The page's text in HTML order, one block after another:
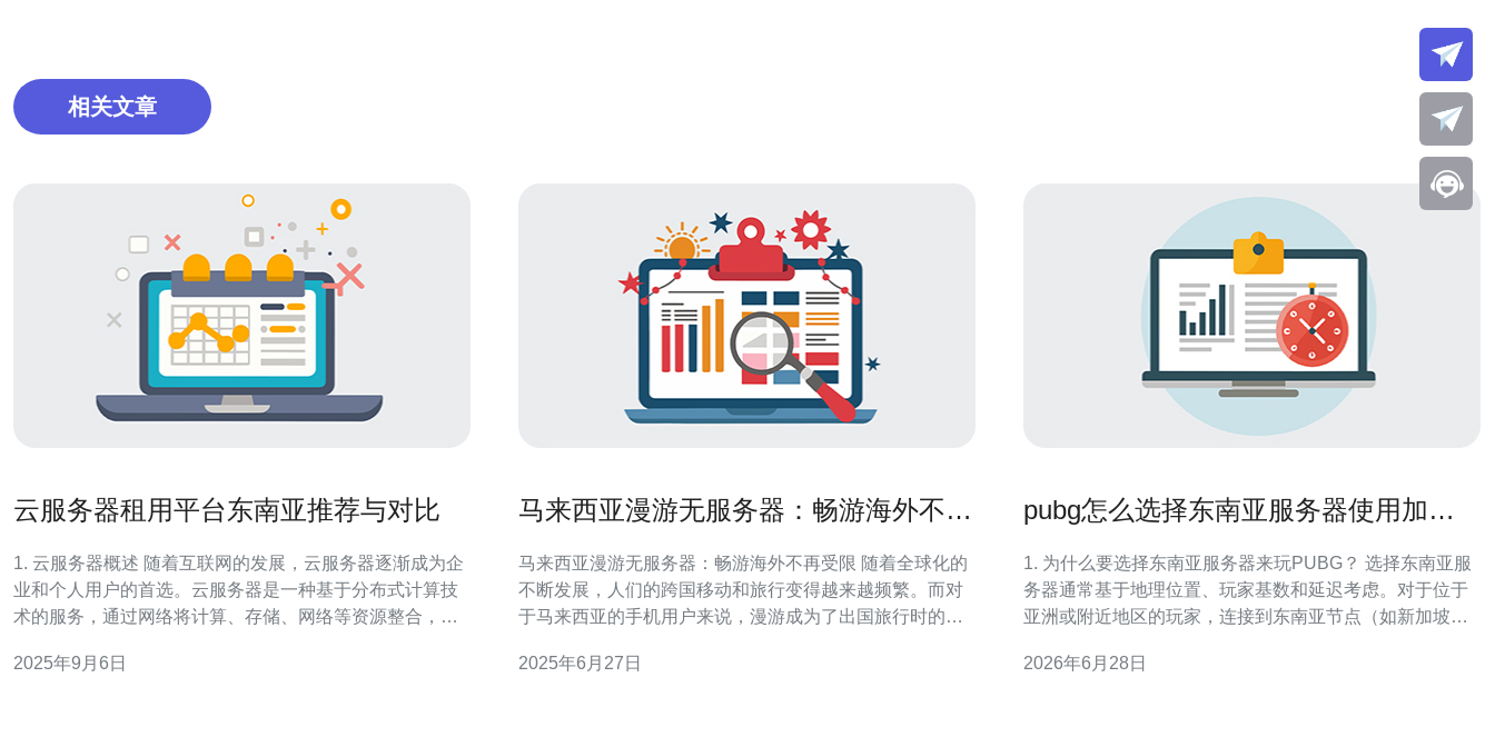
相关文章
云服务器租用平台东南亚推荐与对比
1. 云服务器概述 随着互联网的发展，云服务器逐渐成为企
业和个人用户的首选。云服务器是一种基于分布式计算技
术的服务，通过网络将计算、存储、网络等资源整合，为
发展，云服务器的需求不断增加。 东南亚的云服务器市场
2025年9月6日
马来西亚漫游无服务器：畅游海外不再
马来西亚漫游无服务器：畅游海外不再受限 随着全球化的
不断发展，人们的跨国移动和旅行变得越来越频繁。而对
于马来西亚的手机用户来说，漫游成为了出国旅行时的一
定，用户体验差。然而，随着无服务器漫游的出现，马来
2025年6月27日
pubg怎么选择东南亚服务器使用加速
1. 为什么要选择东南亚服务器来玩PUBG？ 选择东南亚服
务器通常基于地理位置、玩家基数和延迟考虑。对于位于
亚洲或附近地区的玩家，连接到东南亚节点（如新加坡、
卡顿和判定差异。同时，不同服务器的匹配时间和作弊治
2026年6月28日